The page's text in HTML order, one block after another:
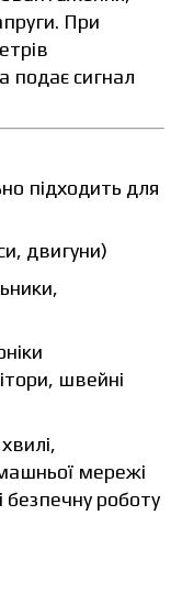
При
подає сигнал
підходить для
двигуни)
швейні
мережі
безпечну роботу